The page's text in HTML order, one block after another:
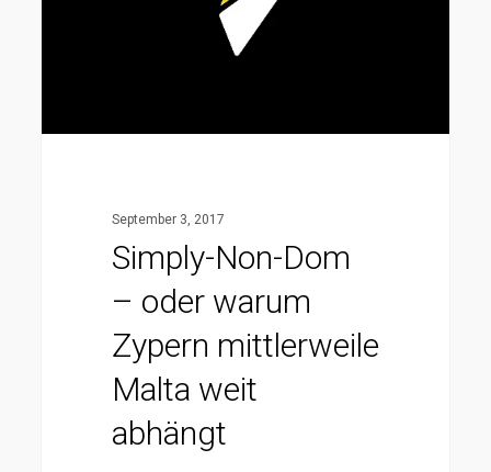
Malta
September 3, 2017
Simply-Non-Dom
– oder warum
Zypern mittlerweile
Malta weit
abhängt